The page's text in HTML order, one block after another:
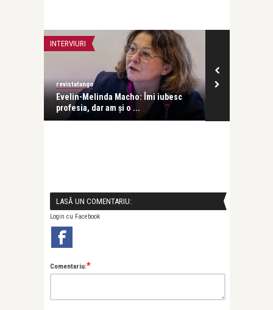
INTERVIURI
revistatango
Evelin-Melinda Macho: Îmi iubesc
profesia, dar am și o ...
LASĂ UN COMENTARIU:
Login cu Facebook
Comentariu:*